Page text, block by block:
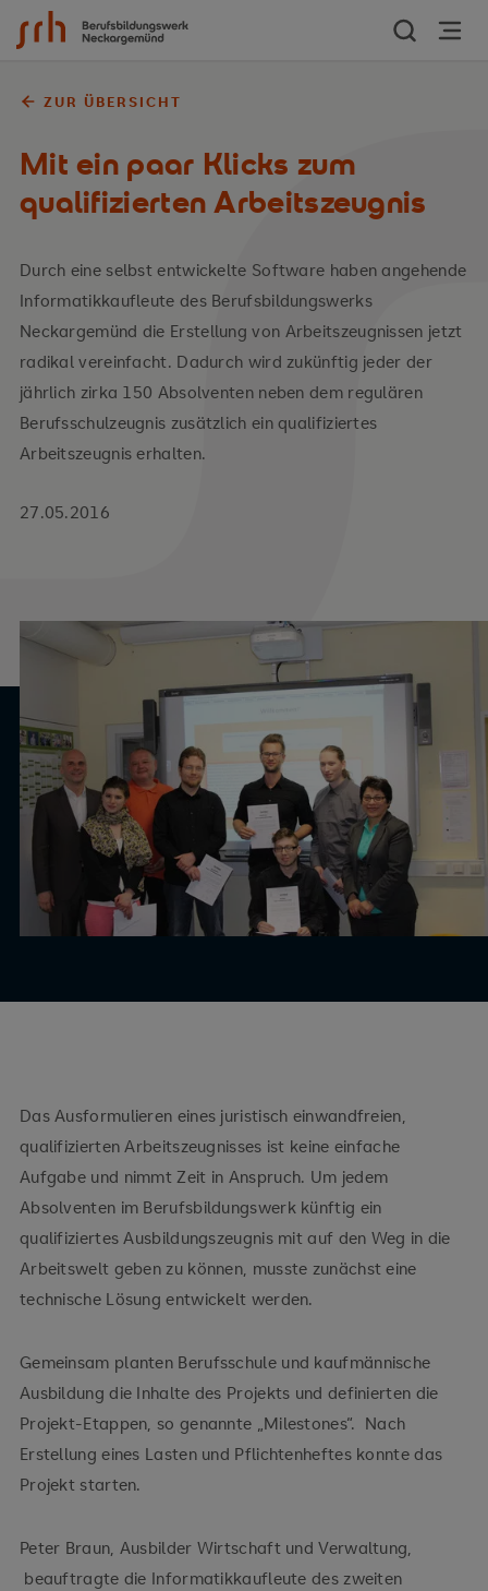
Zum Inhalt springen
ZUR ÜBERSICHT
Mit ein paar Klicks zum
qualifizierten Arbeitszeugnis
27.05.2016
Durch eine selbst entwickelte Software haben angehende
Informatikkaufleute des Berufsbildungswerks
Neckargemünd die Erstellung von Arbeitszeugnissen jetzt
radikal vereinfacht. Dadurch wird zukünftig jeder der
jährlich zirka 150 Absolventen neben dem regulären
Berufsschulzeugnis zusätzlich ein qualifiziertes
Arbeitszeugnis erhalten.
Das Ausformulieren eines juristisch einwandfreien,
qualifizierten Arbeitszeugnisses ist keine einfache
Aufgabe und nimmt Zeit in Anspruch. Um jedem
Absolventen im Berufsbildungswerk künftig ein
qualifiziertes Ausbildungszeugnis mit auf den Weg in die
Arbeitswelt geben zu können, musste zunächst eine
technische Lösung entwickelt werden.
Gemeinsam planten Berufsschule und kaufmännische
Ausbildung die Inhalte des Projekts und definierten die
Projekt-Etappen, so genannte „Milestones“. Nach
Erstellung eines Lasten und Pflichtenheftes konnte das
Projekt starten.
Peter Braun, Ausbilder Wirtschaft und Verwaltung,
beauftragte die Informatikkaufleute des zweiten